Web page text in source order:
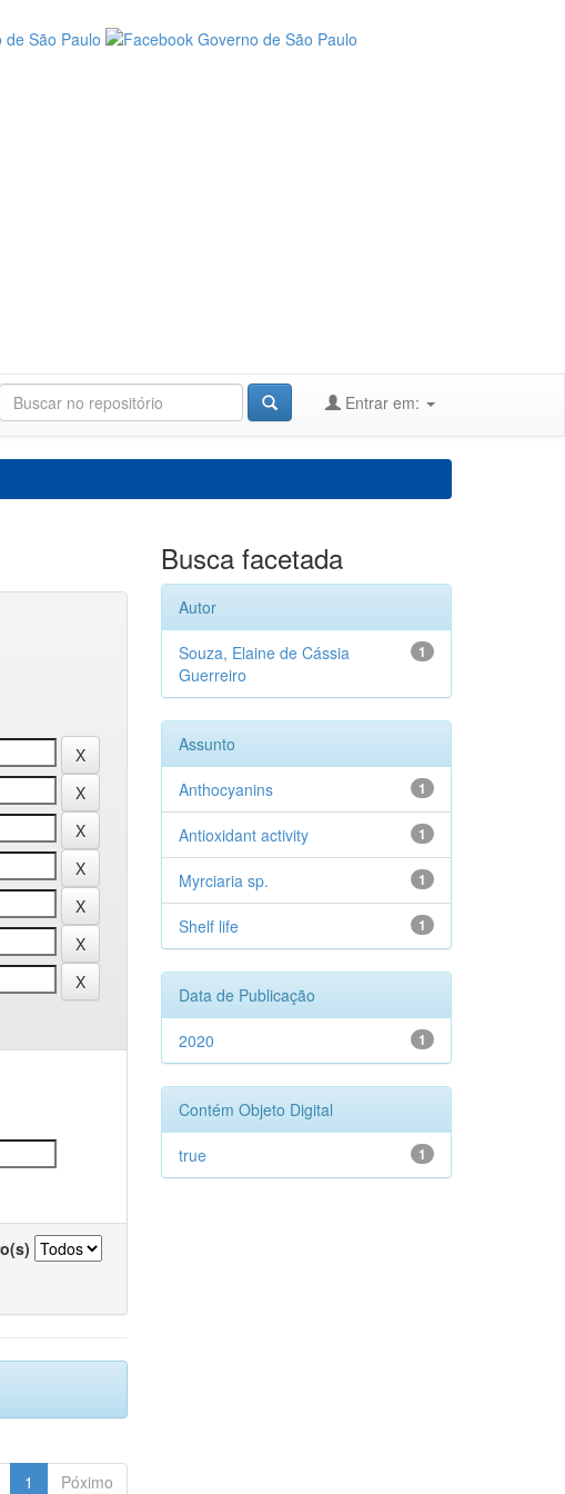
Entrar em:
1 Póximo
Busca facetada
Autor
1
Souza, Elaine de Cássia
Guerreiro
Assunto
1
Anthocyanins
1
Antioxidant activity
1
Myrciaria sp.
1
Shelf life
Data de Publicação
1
2020
Contém Objeto Digital
1
true